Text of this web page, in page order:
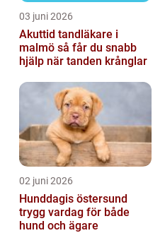
03 juni 2026
Akuttid tandläkare i
malmö så får du snabb
hjälp när tanden krånglar
02 juni 2026
Hunddagis östersund
trygg vardag för både
hund och ägare